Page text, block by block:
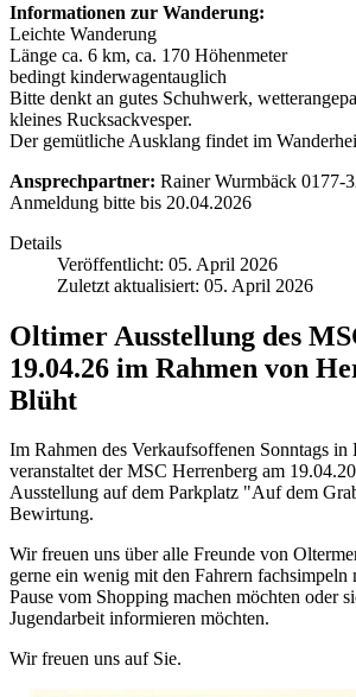
Informationen zur Wanderung:
Leichte Wanderung
Länge ca. 6 km, ca. 170 Höhenmeter
bedingt kinderwagentauglich
Bitte denkt an gutes Schuhwerk,
kleines Rucksackvesper.
Der gemütliche Ausklang findet im
Ansprechpartner: Rainer Wurmbäck 0177-
Anmeldung bitte bis 20.04.2026
Details
Veröffentlicht: 05. April 2026
Zuletzt aktualisiert: 05. April 2026
Oltimer Ausstellung des
19.04.26 im Rahmen von
Blüht
Im Rahmen des Verkaufsoffenen Sonntags in
veranstaltet der MSC Herrenberg am
Ausstellung auf dem Parkplatz "Auf dem
Bewirtung.
Wir freuen uns über alle Freunde von
gerne ein wenig mit den Fahrern fachsimpeln
Pause vom Shopping machen möchten oder
Jugendarbeit informieren möchten.
Wir freuen uns auf Sie.